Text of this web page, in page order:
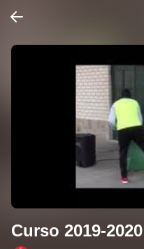
Curso 2019-2020